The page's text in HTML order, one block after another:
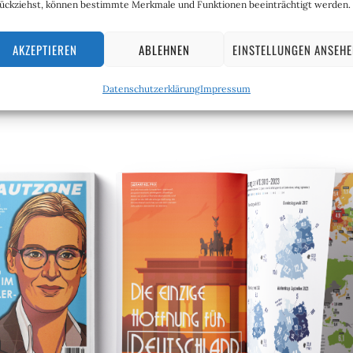
können bestimmte Merkmale und Funktionen beeinträchtigt werden.
AKZEPTIEREN ABLEHNEN EINSTELLUNGEN
DatenschutzerklärungImpressum